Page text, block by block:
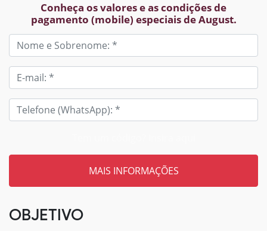
Conheça os valores e as condições de
pagamento (mobile) especiais de August.
OBJETIVO